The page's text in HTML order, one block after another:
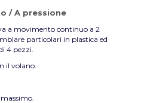
/A pressione
a movimento continuo a 2
particolari in plastica ed
4 pezzi.
il volano.